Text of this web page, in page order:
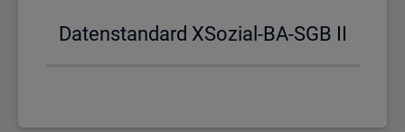
Da­ten­stan­dard XSo­zi­al-BA-SGB II